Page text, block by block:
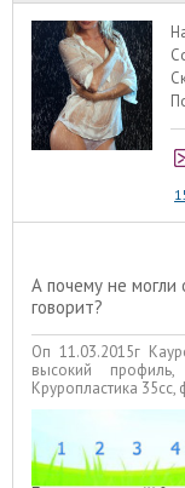
А почему не
говорит?
Оп 11.03.2015г
высокий
Круропластика